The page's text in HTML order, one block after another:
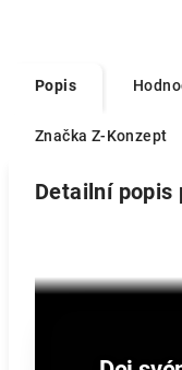
Popis
Značka Z-Konzept
Detailní popis